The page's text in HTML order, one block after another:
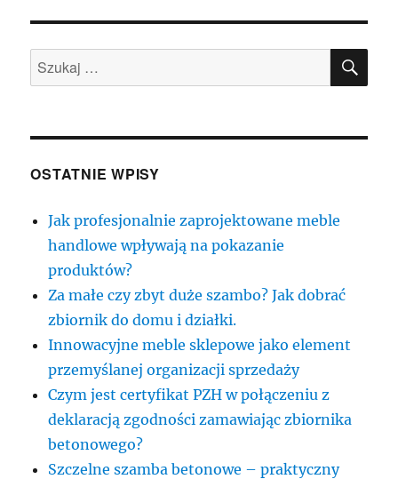
Szukaj:
OSTATNIE WPISY
Jak profesjonalnie zaprojektowane meble
handlowe wpływają na pokazanie
produktów?
Za małe czy zbyt duże szambo? Jak dobrać
zbiornik do domu i działki.
Innowacyjne meble sklepowe jako element
przemyślanej organizacji sprzedaży
Czym jest certyfikat PZH w połączeniu z
deklaracją zgodności zamawiając zbiornika
betonowego?
Szczelne szamba betonowe – praktyczny